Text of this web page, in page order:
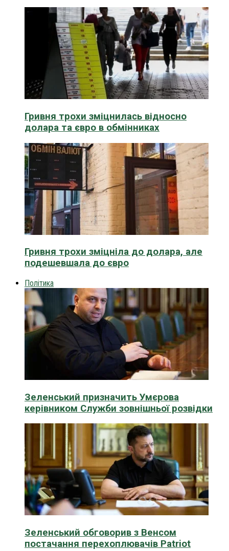
Гривня трохи зміцнилась відносно
долара та євро в обмінниках
Гривня трохи зміцніла до долара, але
подешевшала до євро
Політика
Зеленський призначить Умєрова
керівником Служби зовнішньої розвідки
Зеленський обговорив з Венсом
постачання перехоплювачів Patriot